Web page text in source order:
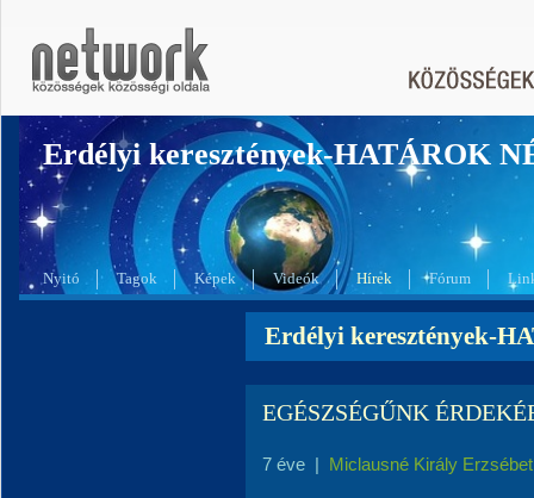
Erdélyi keresztények-HATÁROK
Nyitó Tagok Képek Videók Hírek Fórum
Erdélyi keresztények-
EGÉSZSÉGŰNK
7 éve | Miclausné Király Erzsébet